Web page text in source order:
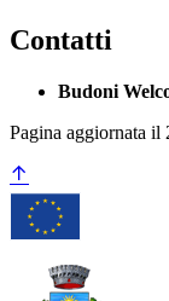
Contatti
Budoni
Pagina aggiornata il